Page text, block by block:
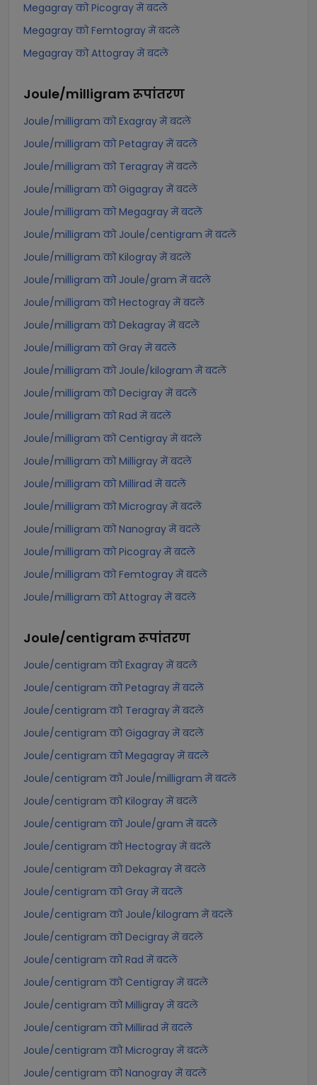
Megagray को Picogray में बदलें
Megagray को Femtogray में बदलें
Megagray को Attogray में बदलें
Joule/milligram रूपांतरण
Joule/milligram को Exagray में बदलें
Joule/milligram को Petagray में बदलें
Joule/milligram को Teragray में बदलें
Joule/milligram को Gigagray में बदलें
Joule/milligram को Megagray में बदलें
Joule/milligram को Joule/centigram में बदलें
Joule/milligram को Kilogray में बदलें
Joule/milligram को Joule/gram में बदलें
Joule/milligram को Hectogray में बदलें
Joule/milligram को Dekagray में बदलें
Joule/milligram को Gray में बदलें
Joule/milligram को Joule/kilogram में बदलें
Joule/milligram को Decigray में बदलें
Joule/milligram को Rad में बदलें
Joule/milligram को Centigray में बदलें
Joule/milligram को Milligray में बदलें
Joule/milligram को Millirad में बदलें
Joule/milligram को Microgray में बदलें
Joule/milligram को Nanogray में बदलें
Joule/milligram को Picogray में बदलें
Joule/milligram को Femtogray में बदलें
Joule/milligram को Attogray में बदलें
Joule/centigram रूपांतरण
Joule/centigram को Exagray में बदलें
Joule/centigram को Petagray में बदलें
Joule/centigram को Teragray में बदलें
Joule/centigram को Gigagray में बदलें
Joule/centigram को Megagray में बदलें
Joule/centigram को Joule/milligram में बदलें
Joule/centigram को Kilogray में बदलें
Joule/centigram को Joule/gram में बदलें
Joule/centigram को Hectogray में बदलें
Joule/centigram को Dekagray में बदलें
Joule/centigram को Gray में बदलें
Joule/centigram को Joule/kilogram में बदलें
Joule/centigram को Decigray में बदलें
Joule/centigram को Rad में बदलें
Joule/centigram को Centigray में बदलें
Joule/centigram को Milligray में बदलें
Joule/centigram को Millirad में बदलें
Joule/centigram को Microgray में बदलें
Joule/centigram को Nanogray में बदलें